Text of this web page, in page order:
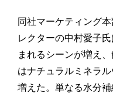
同社マーケティング
レクターの中村愛子
まれるシーンが増え
はナチュラルミネラ
増えた。単なる水分